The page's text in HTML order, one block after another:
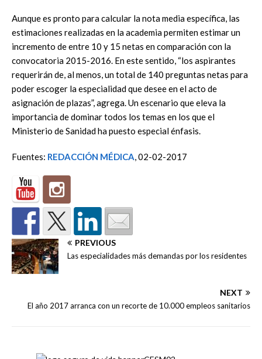
Aunque es pronto para calcular la nota media específica, las
estimaciones realizadas en la academia permiten estimar un
incremento de entre 10 y 15 netas en comparación con la
convocatoria 2015-2016. En este sentido, “los aspirantes
requerirán de, al menos, un total de 140 preguntas netas para
poder escoger la especialidad que desee en el acto de
asignación de plazas”, agrega. Un escenario que eleva la
importancia de dominar todos los temas en los que el
Ministerio de Sanidad ha puesto especial énfasis.
Fuentes: REDACCIÓN MÉDICA, 02-02-2017
PREVIOUS
Las especialidades más demandas por los residentes
NEXT
El año 2017 arranca con un recorte de 10.000 empleos sanitarios